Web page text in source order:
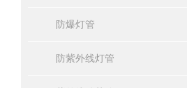
防爆灯管
防紫外线灯管